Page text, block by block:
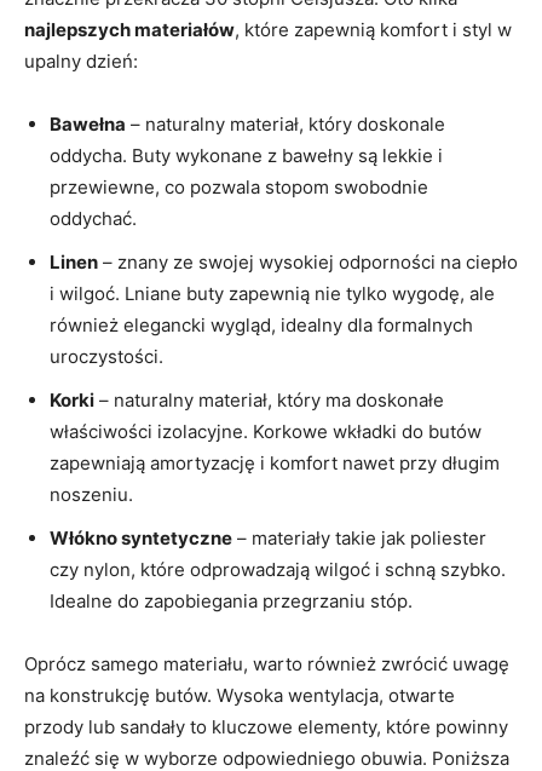
najlepszych materiałów, które zapewnią komfort i styl w
upalny dzień:
Bawełna – naturalny materiał, który doskonale
oddycha. Buty wykonane z bawełny są lekkie i
przewiewne, co pozwala stopom swobodnie
oddychać.
Linen – znany ze swojej wysokiej odporności na ciepło
i wilgoć. Lniane buty zapewnią nie tylko wygodę, ale
również elegancki wygląd, idealny dla formalnych
uroczystości.
Korki – naturalny materiał, który ma doskonałe
właściwości izolacyjne. Korkowe wkładki do butów
zapewniają amortyzację i komfort nawet przy długim
noszeniu.
Włókno syntetyczne – materiały takie jak poliester
czy nylon, które odprowadzają wilgoć i schną szybko.
Idealne do zapobiegania przegrzaniu stóp.
Oprócz samego materiału, warto również zwrócić uwagę
na konstrukcję butów. Wysoka wentylacja, otwarte
przody lub sandały to kluczowe elementy, które powinny
znaleźć się w wyborze odpowiedniego obuwia. Poniższa